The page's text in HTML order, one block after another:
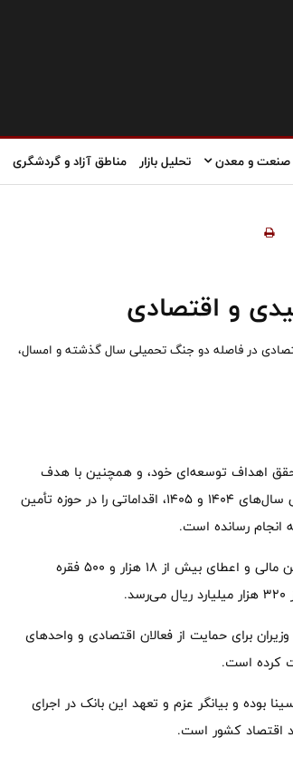
صنعت و معدن تحلیل بازار مناطق آزاد و گردشگری
و اقتصادی
در فاصله دو جنگ تحمیلی سال گذشته و امسال،
تحقق اهداف توسعه‌ای خود، و همچنین با هدف
حمایت از بخش‌های مختلف اقتصادی کشور در شرایط جنگ تحمیلی سال‌های ۱۴۰۴ و ۱۴۰۵، اقداماتی را در حوزه تأمین
انجام رسانده است.
بر اساس آمارهای عملکردی، بانک سینا طی این دوره، موفق به تأمین مالی و اعطای بیش از ۱۸ هزار و ۵۰۰ فقره
برای حمایت از فعالان اقتصادی و واحدهای
بوده و بیانگر عزم و تعهد این بانک در اجرای
اقتصاد کشور است.